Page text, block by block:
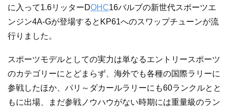
に入って1.6リッターDOHC16バルブの新世代スポーツエ
ンジン4A-Gが登場するとKP61へのスワップチューンが流
行りました。
スポーツモデルとしての実力は単なるエントリースポーツ
のカテゴリーにとどまらず、海外でも各種の国際ラリーに
参戦したほか、パリ～ダカールラリーにも60ランクルとと
もに出場、まだ参戦ノウハウがない時期には重量級のラン